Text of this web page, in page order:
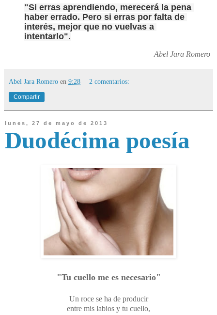
"Si erras aprendiendo, merecerá la pena
haber errado. Pero si erras por falta de
interés, mejor que no vuelvas a
intentarlo".
Abel Jara Romero
Abel Jara Romero en 9:28 2 comentarios:
Compartir
lunes, 27 de mayo de 2013
Duodécima poesía
"Tu cuello me es necesario"
Un roce se ha de producir
entre mis labios y tu cuello,